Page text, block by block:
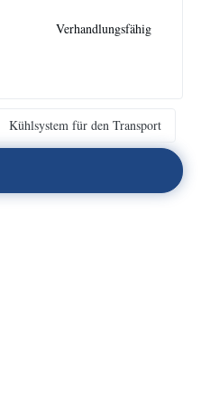
Verhandlungsfähig
Kühlsystem für den Transport